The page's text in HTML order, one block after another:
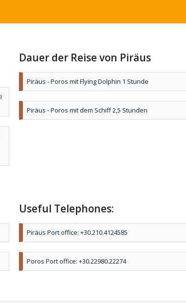
Dauer der Reise von Piräus
Piräus - Poros mit Flying Dolphin 1 Stunde
Piräus - Poros mit dem Schiff 2,5 Stunden
Useful Telephones:
Piräus Port office: +30.210.4124585
Poros Port office: +30.22980.22274